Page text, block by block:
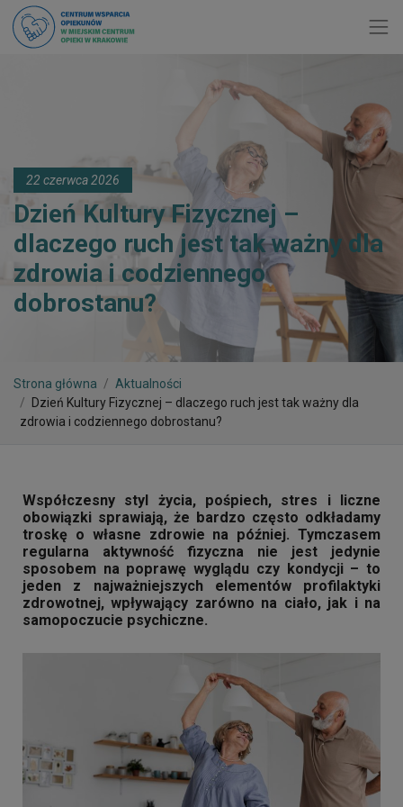
22 czerwca 2026
Dzień Kultury Fizycznej –
dlaczego ruch jest tak ważny dla
zdrowia i codziennego
dobrostanu?
Strona główna
Aktualności
Dzień Kultury Fizycznej – dlaczego ruch jest tak ważny dla
zdrowia i codziennego dobrostanu?
Współczesny styl życia, pośpiech, stres i liczne
obowiązki sprawiają, że bardzo często odkładamy
troskę o własne zdrowie na później. Tymczasem
regularna aktywność fizyczna nie jest jedynie
sposobem na poprawę wyglądu czy kondycji – to
jeden z najważniejszych elementów profilaktyki
zdrowotnej, wpływający zarówno na ciało, jak i na
samopoczucie psychiczne.